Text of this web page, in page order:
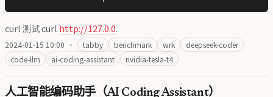
curl 测试 curl http://127.0.0.
2024-01-15 10:00 · tabby benchmark wrk
deepseek-coder
code-llm
ai-coding-assistant nvidia-tesla-t4
人工智能编码助手（AI Coding Assistant）